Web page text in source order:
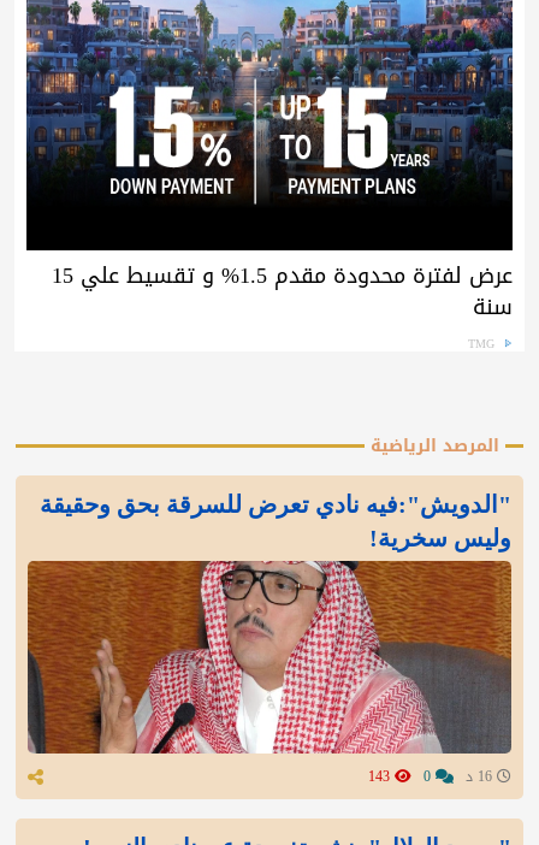
عرض لفترة محدودة مقدم 1.5% و تقسيط علي 15
سنة
TMG
المرصد الرياضية
"الدويش":فيه نادي تعرض للسرقة بحق وحقيقة
وليس سخرية!